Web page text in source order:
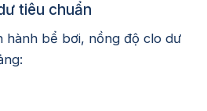
tiêu chuẩn
hành bể bơi, nồng độ clo dư